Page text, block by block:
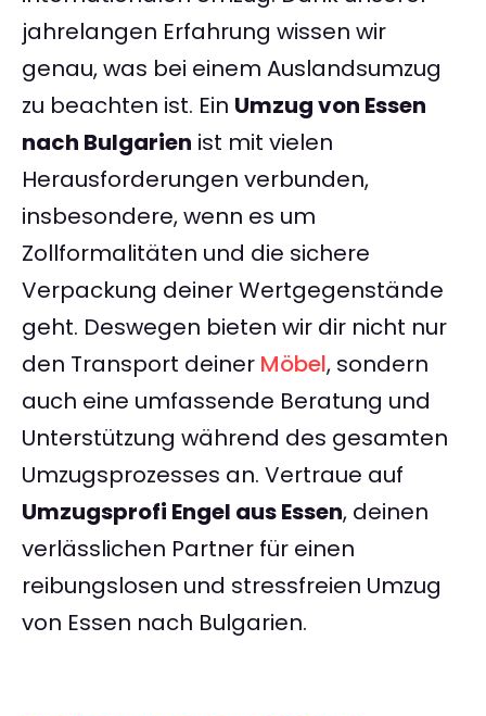
jahrelangen Erfahrung wissen wir
genau, was bei einem Auslandsumzug
zu beachten ist. Ein Umzug von Essen
nach Bulgarien ist mit vielen
Herausforderungen verbunden,
insbesondere, wenn es um
Zollformalitäten und die sichere
Verpackung deiner Wertgegenstände
geht. Deswegen bieten wir dir nicht nur
den Transport deiner Möbel, sondern
auch eine umfassende Beratung und
Unterstützung während des gesamten
Umzugsprozesses an. Vertraue auf
Umzugsprofi Engel aus Essen, deinen
verlässlichen Partner für einen
reibungslosen und stressfreien Umzug
von Essen nach Bulgarien.